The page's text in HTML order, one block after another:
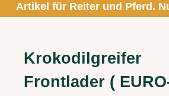
Artikel für Reiter und Pferd.
Krokodilgreifer
Frontlader (